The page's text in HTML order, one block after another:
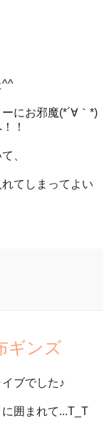
^^
にお邪魔(*´∀｀*)
！
、
てしまってよい
ギンズ
ブでした♪
囲まれて...T_T